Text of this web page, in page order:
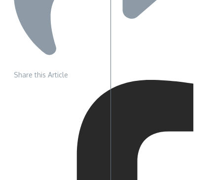
Share this Article